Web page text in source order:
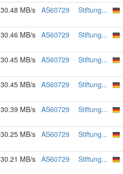
30.48 MB/s AS60729 Stiftung...
30.46 MB/s AS60729 Stiftung...
30.45 MB/s AS60729 Stiftung...
30.45 MB/s AS60729 Stiftung...
30.39 MB/s AS60729 Stiftung...
30.25 MB/s AS60729 Stiftung...
30.21 MB/s AS60729 Stiftung...